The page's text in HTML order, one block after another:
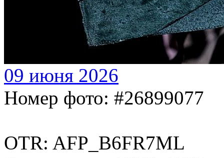
09 июня 2026
Номер фото: #26899077
OTR: AFP_B6FR7ML